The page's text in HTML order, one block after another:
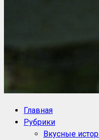
Блог историй NoorySan
Главная
Рубрики
Вкусные